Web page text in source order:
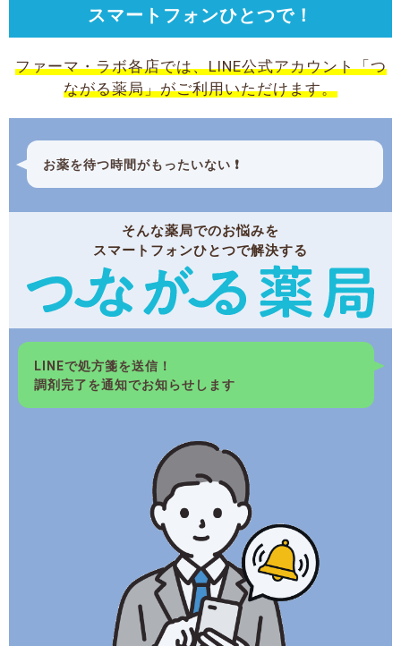
スマートフォンひとつで！
ファーマ・ラボ各店では、LINE公式アカウント「つ
ながる薬局」がご利用いただけます。
そんな薬局でのお悩みを
スマートフォンひとつで解決する
お薬を待つ時間がもったいない ❗
LINEで処方箋を送信！
調剤完了を通知でお知らせします